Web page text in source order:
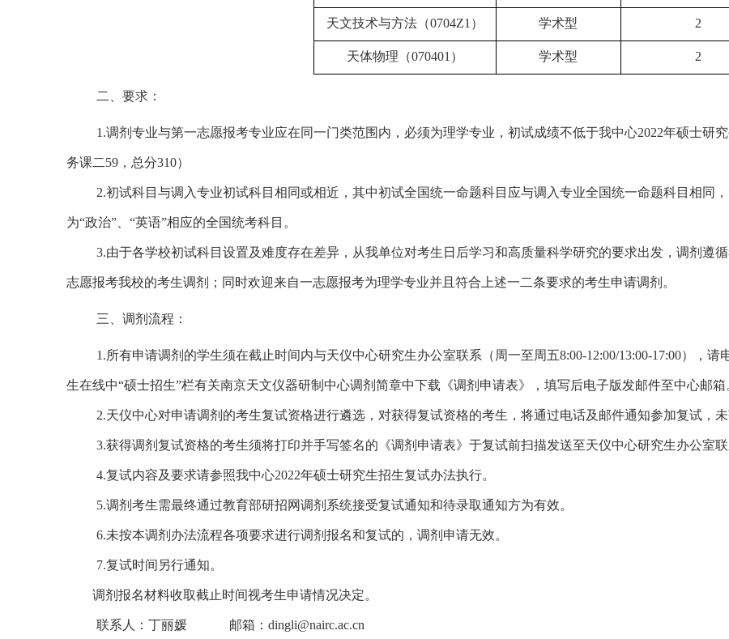
天文技术与方法（0704Z1 ） 学术型 2
天体物理（070401 ） 学术型 2
二、要求：
1.调剂专业与第一志愿报考专业应在同一门类范围内，必须为理学专业，初试成绩不低于我中心2022年硕士研
务课二59 ，总分310）
2.初试科目与调入专业初试科目相同或相近，其中初试全国统一命题科目应与调入专业全国统一命题科目相同
为“政治”、“英语”相应的全国统考科目。
3.由于各学校初试科目设置及难度存在差异，从我单位对考生日后学习和高质量科学研究的要求出发，调剂遵
志愿报考我校的考生调剂；同时欢迎来自一志愿报考为理学专业并且符合上述一二条要求的考生申请调剂。
三、调剂流程：
1.所有申请调剂的学生须在截止时间内与天仪中心研究生办公室联系（周一至周五8:00-12:00/13:00-17:00），请
生在线中“硕士招生”栏有关南京天文仪器研制中心调剂简章中下载《调剂申请表》，填写后电子版发邮件至中心邮箱
2.天仪中心对申请调剂的考生复试资格进行遴选，对获得复试资格的考生，将通过电话及邮件通知参加复试，
3.获得调剂复试资格的考生须将打印并手写签名的《调剂申请表》于复试前扫描发送至天仪中心研究生办公室
4.复试内容及要求请参照我中心2022年硕士研究生招生复试办法执行。
5.调剂考生需最终通过教育部研招网调剂系统接受复试通知和待录取通知方为有效。
6.未按本调剂办法流程各项要求进行调剂报名和复试的，调剂申请无效。
7.复试时间另行通知。
调剂报名材料收取截止时间视考生申请情况决定。
联系人：丁丽媛 邮箱：dingli@nairc.ac.cn